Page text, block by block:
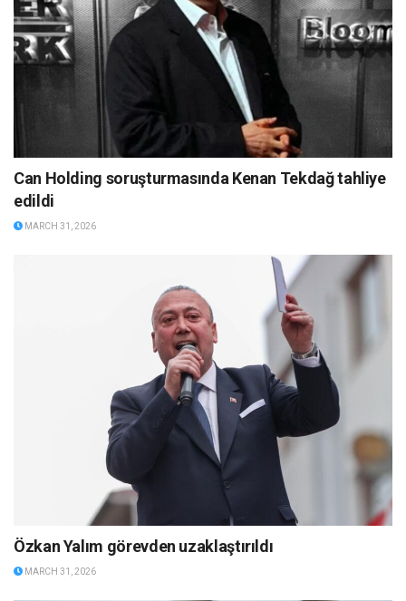
Can Holding soruşturmasında Kenan Tekdağ tahliye
edildi
MARCH 31, 2026
Özkan Yalım görevden uzaklaştırıldı
MARCH 31, 2026